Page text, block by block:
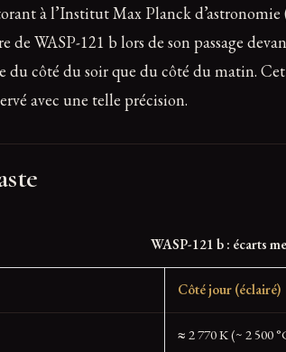
à l’Institut Max Planck
de WASP-121 b lors de son passage
du côté du soir que du côté du matin.
avec une telle précision.
WASP-121 b : écarts
Côté jour (éclairé)
≈ 2 770 K (~ 2 500